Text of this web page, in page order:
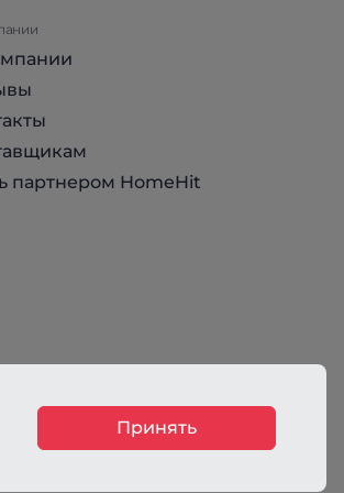
партнером HomeHit
Принять